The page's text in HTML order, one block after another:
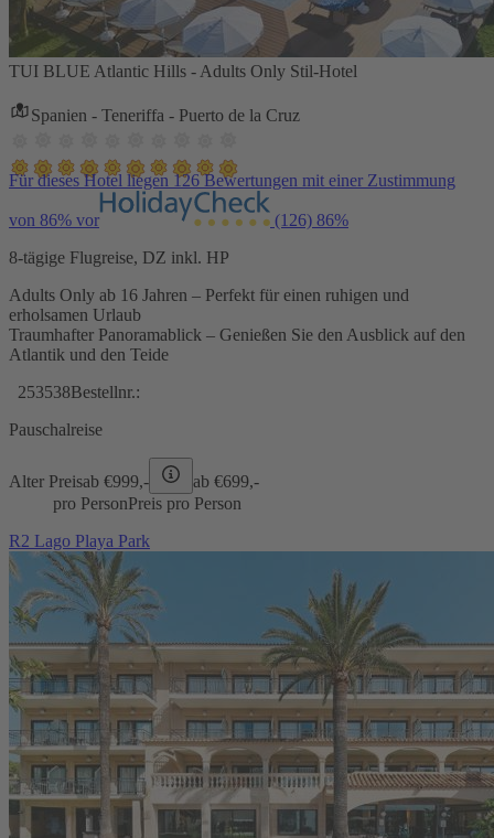
TUI BLUE Atlantic Hills - Adults Only Stil-Hotel
Spanien - Teneriffa - Puerto de la Cruz
Für dieses Hotel liegen 126 Bewertungen mit einer Zustimmung
von 86% vor (126) 86%
8-tägige Flugreise, DZ inkl. HP
Adults Only ab 16 Jahren – Perfekt für einen ruhigen und
erholsamen Urlaub
Traumhafter Panoramablick – Genießen Sie den Ausblick auf den
Atlantik und den Teide
253538Bestellnr.:
Pauschalreise
Alter Preisab €999,- ab €699,-
pro PersonPreis pro Person
R2 Lago Playa Park